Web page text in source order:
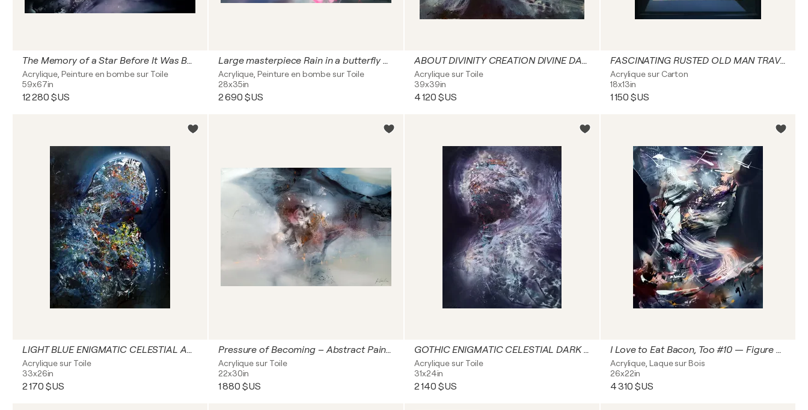
The Memory of a Star Before It Was Born XXl large scale mindscape master Ovidiu Kloska
Acrylique, Peinture en bombe sur Toile
59x67in
12 280 $US
Large masterpiece Rain in a butterfly garden enigmatic mindscape by O Kloska
Acrylique, Peinture en bombe sur Toile
28x35in
2 690 $US
ABOUT DIVINITY CREATION DIVINE DARK BEAUTY DARKSCAPE BY O KLOSKA
Acrylique sur Toile
39x39in
4 120 $US
FASCINATING RUSTED OLD MAN TRAVELER PORTRET HUMAN CONDITION ROMANITIC O KLOSKA
Acrylique sur Carton
18x13in
1 150 $US
LIGHT BLUE ENIGMATIC CELESTIAL ANGEL WAITING 237 MASTER O KLOSKA
Acrylique sur Toile
33x26in
2 170 $US
Pressure of Becoming – Abstract Painting Fantastic Midscape by master Ovidiu Kloska
Acrylique sur Toile
22x30in
1 880 $US
GOTHIC ENIGMATIC CELESTIAL DARK PURPLE ANGEL MASTER O KLOSKA
Acrylique sur Toile
31x24in
2 140 $US
I Love to Eat Bacon, Too #10 — Figure Dissolving Into Light
Acrylique, Laque sur Bois
26x22in
4 310 $US